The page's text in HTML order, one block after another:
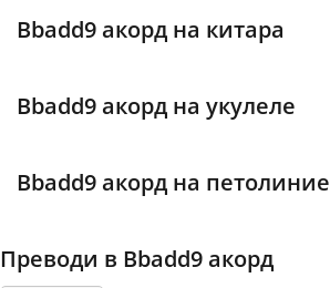
Italiano
日本語
Bbadd9 акорд на китара
Bbadd9 акорд на укулеле
Bbadd9 акорд на петолиние
Преводи в Bbadd9 акорд